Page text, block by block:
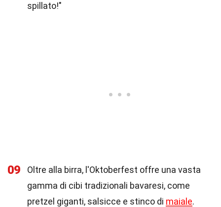
spillato!"
09
Oltre alla birra, l'Oktoberfest offre una vasta
gamma di cibi tradizionali bavaresi, come
pretzel giganti, salsicce e stinco di maiale.